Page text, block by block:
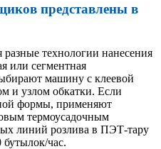
представлены в
разные технологии нанесения
или сегментная
машину с клеевой
и узлом обкатки. Если
формы, применяют
термоусадочным
линий розлива в ПЭТ-тару
бутылок/час.